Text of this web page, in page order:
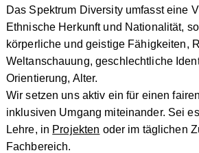
Das Spektrum Diversity umfasst eine
Ethnische Herkunft und Nationalität,
körperliche und geistige Fähigkeiten,
Weltanschauung, geschlechtliche
Orientierung, Alter.
Wir setzen uns aktiv ein für einen
inklusiven Umgang miteinander. Sei
Lehre, in Projekten oder im täglichen
Fachbereich.